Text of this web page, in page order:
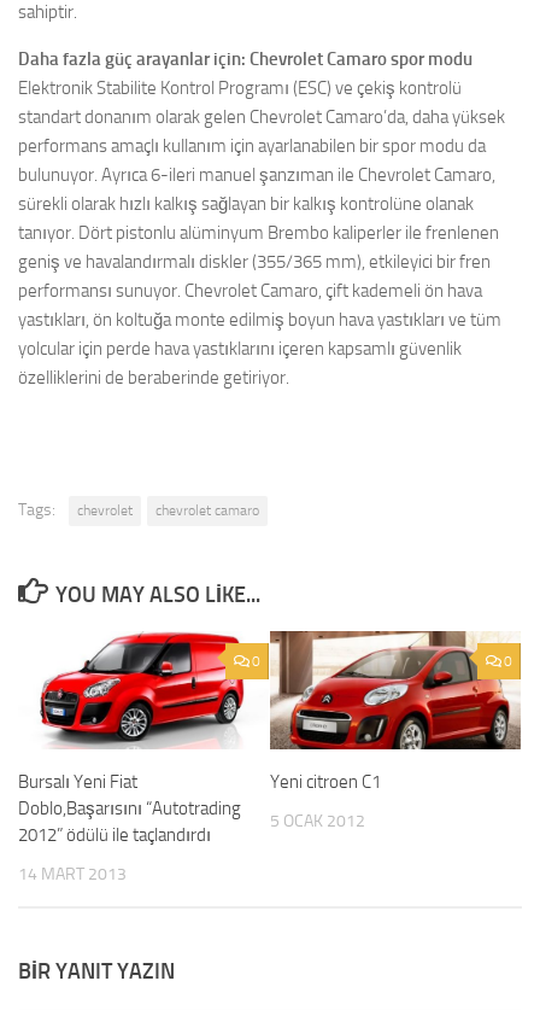
sahiptir.
Daha fazla güç arayanlar için: Chevrolet Camaro spor modu
Elektronik Stabilite Kontrol Programı (ESC) ve çekiş kontrolü
standart donanım olarak gelen Chevrolet Camaro’da, daha yüksek
performans amaçlı kullanım için ayarlanabilen bir spor modu da
bulunuyor. Ayrıca 6-ileri manuel şanzıman ile Chevrolet Camaro,
sürekli olarak hızlı kalkış sağlayan bir kalkış kontrolüne olanak
tanıyor. Dört pistonlu alüminyum Brembo kaliperler ile frenlenen
geniş ve havalandırmalı diskler (355/365 mm), etkileyici bir fren
performansı sunuyor. Chevrolet Camaro, çift kademeli ön hava
yastıkları, ön koltuğa monte edilmiş boyun hava yastıkları ve tüm
yolcular için perde hava yastıklarını içeren kapsamlı güvenlik
özelliklerini de beraberinde getiriyor.
Tags: chevrolet chevrolet camaro
YOU MAY ALSO LIKE...
0
Bursalı Yeni Fiat
Doblo,Başarısını “Autotrading
2012” ödülü ile taçlandırdı
14 MART 2013
0
Yeni citroen C1
5 OCAK 2012
BIR YANIT YAZIN